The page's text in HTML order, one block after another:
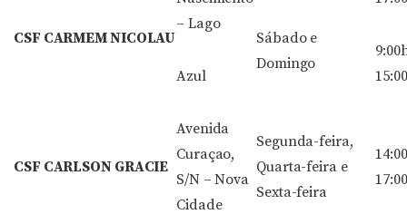
CSF CARMEM NICOLAU
– Lago
Azul
Sábado e
Domingo
CSF CARLSON GRACIE
Avenida
Curaçao,
S/N – Nova
Cidade
Segunda-feira,
Quarta-feira e
Sexta-feira